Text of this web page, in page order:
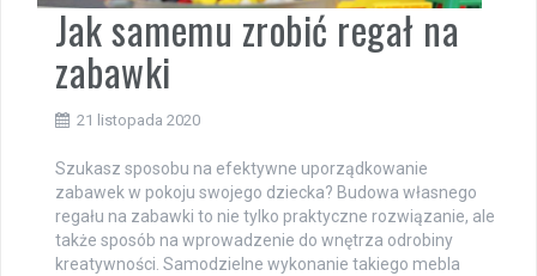
Jak samemu zrobić regał na
zabawki
21 listopada 2020
Szukasz sposobu na efektywne uporządkowanie
zabawek w pokoju swojego dziecka? Budowa własnego
regału na zabawki to nie tylko praktyczne rozwiązanie, ale
także sposób na wprowadzenie do wnętrza odrobiny
kreatywności. Samodzielne wykonanie takiego mebla